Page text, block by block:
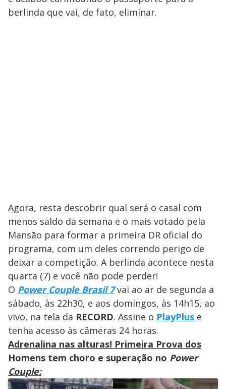
berlinda que vai, de fato, eliminar.
Agora, resta descobrir qual será o casal com
menos saldo da semana e o mais votado pela
Mansão para formar a primeira DR oficial do
programa, com um deles correndo perigo de
deixar a competição. A berlinda acontece nesta
quarta (7) e você não pode perder!
O Power Couple Brasil 7vai ao ar de segunda a
sábado, às 22h30, e aos domingos, às 14h15, ao
vivo, na tela da RECORD. Assine o PlayPlus e
tenha acesso às câmeras 24 horas.
Adrenalina nas alturas! Primeira Prova dos
Homens tem choro e superação no Power
Couple: